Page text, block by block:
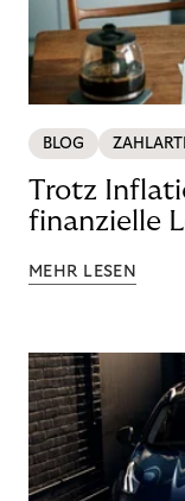
BLOG
Trotz
finanzielle
MEHR LESEN